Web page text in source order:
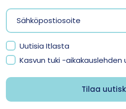
Uutisia Itlasta
Kasvun tuki -aikakauslehden